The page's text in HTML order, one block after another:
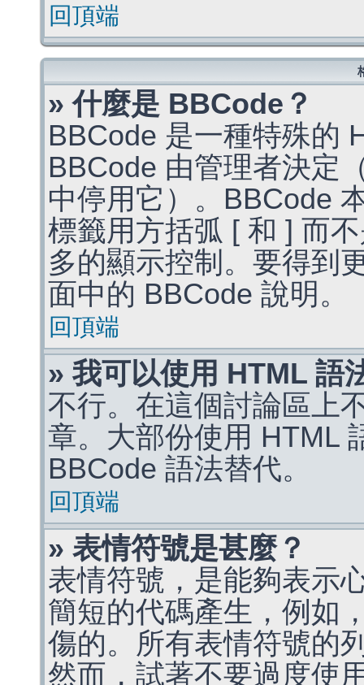
回頂端
» 什麼是 BBCode？
BBCode 是一種特殊的
BBCode 由管理者決定
中停用它）。BBCode
標籤用方括弧 [ 和 ] 而
多的顯示控制。要得到
面中的 BBCode 說明。
回頂端
» 我可以使用 HTML 語
不行。在這個討論區上
章。大部份使用 HTML
BBCode 語法替代。
回頂端
» 表情符號是甚麼？
表情符號，是能夠表示
簡短的代碼產生，例如
傷的。所有表情符號的
然而，試著不要過度使